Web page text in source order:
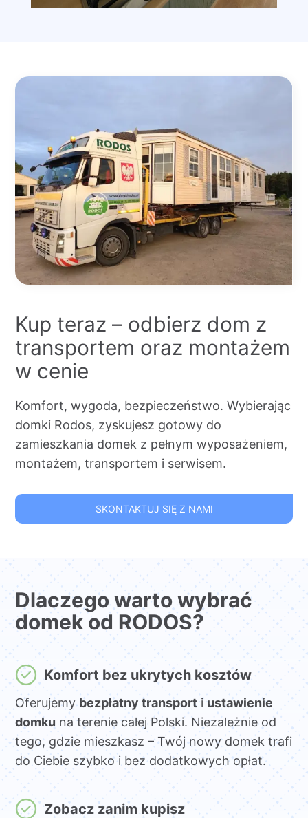
Kup teraz – odbierz dom z
transportem oraz montażem
w cenie
Komfort, wygoda, bezpieczeństwo. Wybierając
domki Rodos, zyskujesz gotowy do
zamieszkania domek z pełnym wyposażeniem,
montażem, transportem i serwisem.
SKONTAKTUJ SIĘ Z NAMI
Dlaczego warto wybrać
domek od RODOS?
Komfort bez ukrytych kosztów
Oferujemybezpłatny transporti ustawienie
domkuna terenie całej Polski. Niezależnie od
tego, gdzie mieszkasz – Twój nowy domek trafi
do Ciebie szybko i bez dodatkowych opłat.
Zobacz zanim kupisz